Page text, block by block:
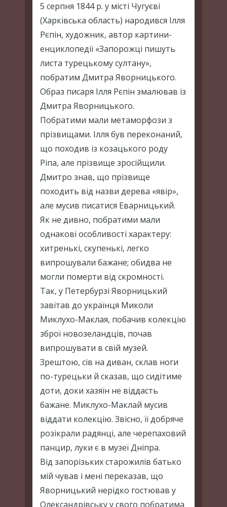
5 серпня 1844 р. у місті Чугуєві
(Харківська область) народився Ілля
Рєпін, художник, автор картини-
енциклопедії «Запорожці пишуть
листа турецькому султану»,
побратим Дмитра Яворницького.
Образ писаря Ілля Рєпін змалював із
Дмитра Яворницького.
Побратими мали метаморфози з
прізвищами. Ілля був переконаний,
що походив із козацького роду
Ріпа, але прізвище зросійщили.
Дмитро знав, що прізвище
походить від назви дерева «явір»,
але мусив писатися Еварницький.
Як не дивно, побратими мали
однакові особливості характеру:
хитренькі, скупенькі, легко
випрошували бажане; обидва не
могли померти від скромності.
Так, у Петербурзі Яворницький
завітав до українця Миколи
Миклухо-Маклая, побачив колекцію
зброї новозеландців, почав
випрошувати в свій музей.
Зрештою, сів на диван, склав ноги
по-турецьки й сказав, що сидітиме
доти, доки хазяїн не віддасть
бажане. Миклухо-Маклай мусив
віддати колекцію. Звісно, її добряче
розікрали радянці, але черепаховий
панцир, луки є в музеї Дніпра.
Від запорізьких старожилів батько
мій чував і мені переказав, що
Яворницький нерідко гостював у
Олександрівську у свого побратима